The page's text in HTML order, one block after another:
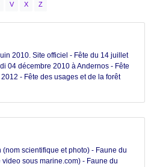
V X Z
2010. Site officiel - Fête du 14 juillet
04 décembre 2010 à Andernos - Fête
- Fête des usages et de la forêt
scientifique et photo) - Faune du
sous marine.com) - Faune du